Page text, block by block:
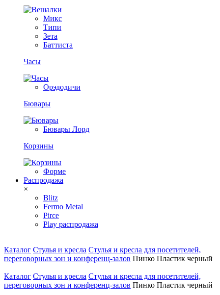
Микс
Типи
Зета
Баттиста
Часы
Орэдодичи
Бювары
Бювары Лорд
Корзины
Форме
Распродажа
×
Blitz
Fermo Metal
Pirce
Play распродажа
Каталог Стулья и кресла Стулья и кресла для посетителей,
переговорных зон и конференц-залов Пинко Пластик черный
Каталог Стулья и кресла Стулья и кресла для посетителей,
переговорных зон и конференц-залов Пинко Пластик черный